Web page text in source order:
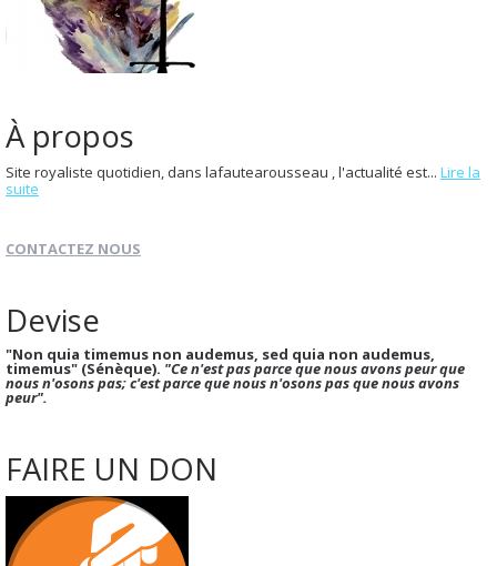
À propos
Site royaliste quotidien, dans lafautearousseau , l'actualité est... Lire la
suite
CONTACTEZ NOUS
Devise
"Non quia timemus non audemus, sed quia non audemus,
timemus" (Sénèque). "Ce n'est pas parce que nous avons peur que
nous n'osons pas; c'est parce que nous n'osons pas que nous avons
peur".
FAIRE UN DON